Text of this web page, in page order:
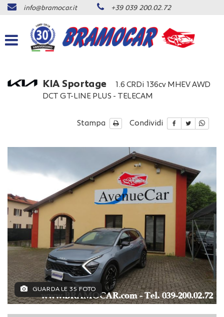
info@bramocar.it +39 039 200.02.72
KIA Sportage
1.6 CRDi 136cv MHEV AWD
DCT GT-LINE PLUS - TELECAM
Stampa Condividi
GUARDA LE 35 FOTO
preferenze
di
seguente
le
alle
tecnologie
di
tracciamento
adottiamo
offrire
le
funzionalità
e